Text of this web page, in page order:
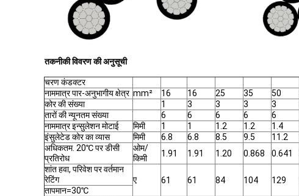
तकनीकी विवरण की अनुसूची
चरण कंडक्टर
नाममात्र पार-अनुभागीय क्षेत्र mm² 16 16 25 35 50
कोर की संख्या
1 3 3 3 3
तारों की न्यूनतम संख्या
6 6 6 6 6
नाममात्र इन्सुलेशन मोटाई
मिमी 1 1 1.2 1.2 1.4
इंसुलेटेड कोर का व्यास
मिमी 6.8 6.8 8.5 9.5 11.2
अधिकतम. 20℃ पर डीसी
प्रतिरोध
ओम/
किमी
1.91 1.91 1.20 0.868 0.641
शांत हवा, परिवेश पर वर्तमान
रेटिंग
ए 61 61 84 104 129
तापमान=30℃